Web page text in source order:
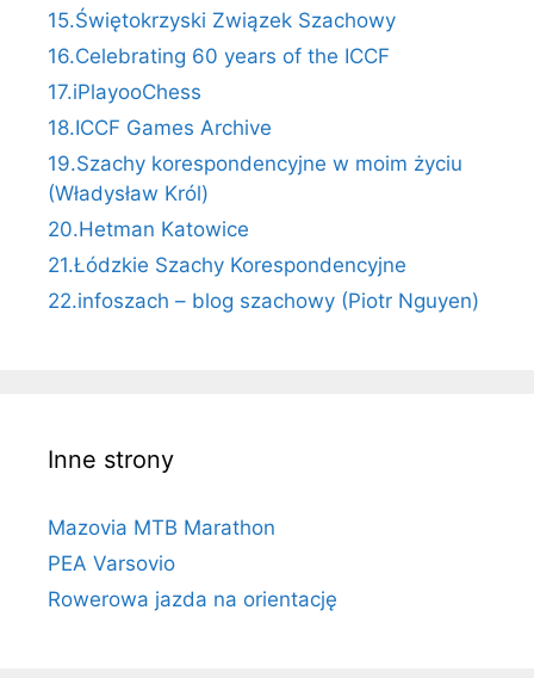
15.Świętokrzyski Związek Szachowy
16.Celebrating 60 years of the ICCF
17.iPlayooChess
18.ICCF Games Archive
19.Szachy korespondencyjne w moim życiu
(Władysław Król)
20.Hetman Katowice
21.Łódzkie Szachy Korespondencyjne
22.infoszach – blog szachowy (Piotr Nguyen)
Inne strony
Mazovia MTB Marathon
PEA Varsovio
Rowerowa jazda na orientację